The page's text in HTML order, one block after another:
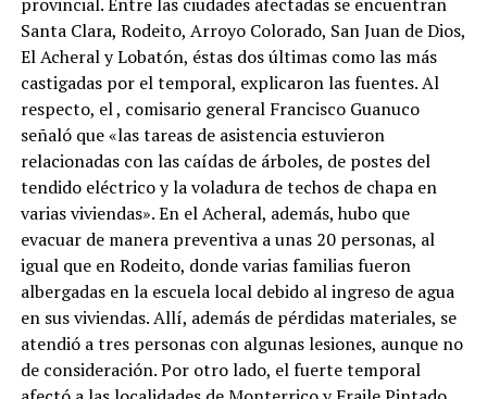
Santa Clara, Rodeito, Arroyo Colorado, San Juan de Dios,
El Acheral y Lobatón, éstas dos últimas como las más
castigadas por el temporal, explicaron las fuentes. Al
respecto, el , comisario general Francisco Guanuco
señaló que «las tareas de asistencia estuvieron
relacionadas con las caídas de árboles, de postes del
tendido eléctrico y la voladura de techos de chapa en
varias viviendas». En el Acheral, además, hubo que
evacuar de manera preventiva a unas 20 personas, al
igual que en Rodeito, donde varias familias fueron
albergadas en la escuela local debido al ingreso de agua
en sus viviendas. Allí, además de pérdidas materiales, se
atendió a tres personas con algunas lesiones, aunque no
de consideración. Por otro lado, el fuerte temporal